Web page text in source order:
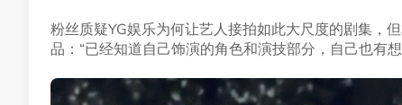
粉丝质疑YG娱乐为何让艺人接拍如此大尺度的剧集，
品：“已经知道自己饰演的角色和演技部分，自己也有想